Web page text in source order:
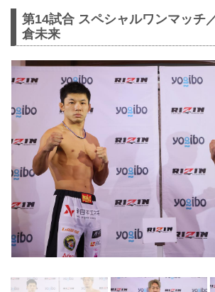
第14試合 スペシャルワンマッチ
倉未来